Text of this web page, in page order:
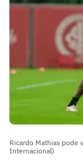
Ricardo Mathias pode
Internacional)